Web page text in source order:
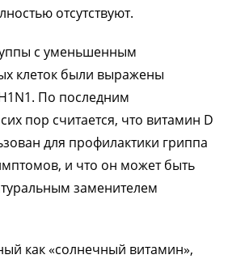
отсутствуют.
с уменьшенным
клеток были выражены
По последним
пор считается, что витамин D
для профилактики гриппа
и что он может быть
заменителем
как «солнечный витамин»,